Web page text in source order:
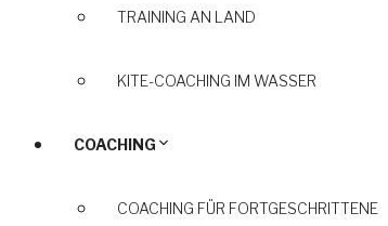
TRAINING AN LAND
KITE-COACHING IM WASSER
COACHING
COACHING FÜR FORTGESCHRITTENE